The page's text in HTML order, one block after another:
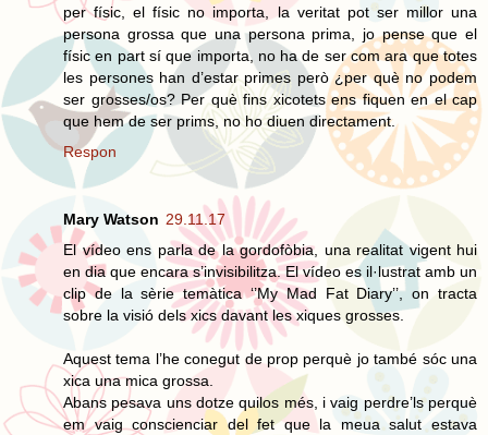
per físic, el físic no importa, la veritat pot ser millor una
persona grossa que una persona prima, jo pense que el
físic en part sí que importa, no ha de ser com ara que totes
les persones han d’estar primes però ¿per què no podem
ser grosses/os? Per què fins xicotets ens fiquen en el cap
que hem de ser prims, no ho diuen directament.
Respon
Mary Watson 29.11.17
El vídeo ens parla de la gordofòbia, una realitat vigent hui
en dia que encara s’invisibilitza. El vídeo es il·lustrat amb un
clip de la sèrie temàtica ‘’My Mad Fat Diary’’, on tracta
sobre la visió dels xics davant les xiques grosses.
Aquest tema l’he conegut de prop perquè jo també sóc una
xica una mica grossa.
Abans pesava uns dotze quilos més, i vaig perdre’ls perquè
em vaig conscienciar del fet que la meua salut estava